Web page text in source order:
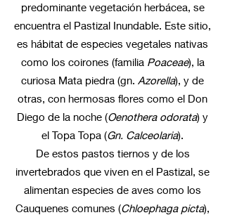
predominante vegetación herbácea, se
encuentra el Pastizal Inundable. Este sitio,
es hábitat de especies vegetales nativas
como los coirones (familia Poaceae), la
curiosa Mata piedra (gn. Azorella), y de
otras, con hermosas flores como el Don
Diego de la noche (Oenothera odorata) y
el Topa Topa (Gn. Calceolaria).
De estos pastos tiernos y de los
invertebrados que viven en el Pastizal, se
alimentan especies de aves como los
Cauquenes comunes (Chloephaga picta),